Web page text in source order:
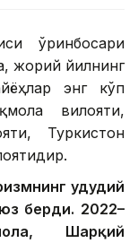
ўринбосари
жорий йилнинг
энг кўп
вилояти,
Туркистон
ҳудудий
берди. 2022–
Шарқий